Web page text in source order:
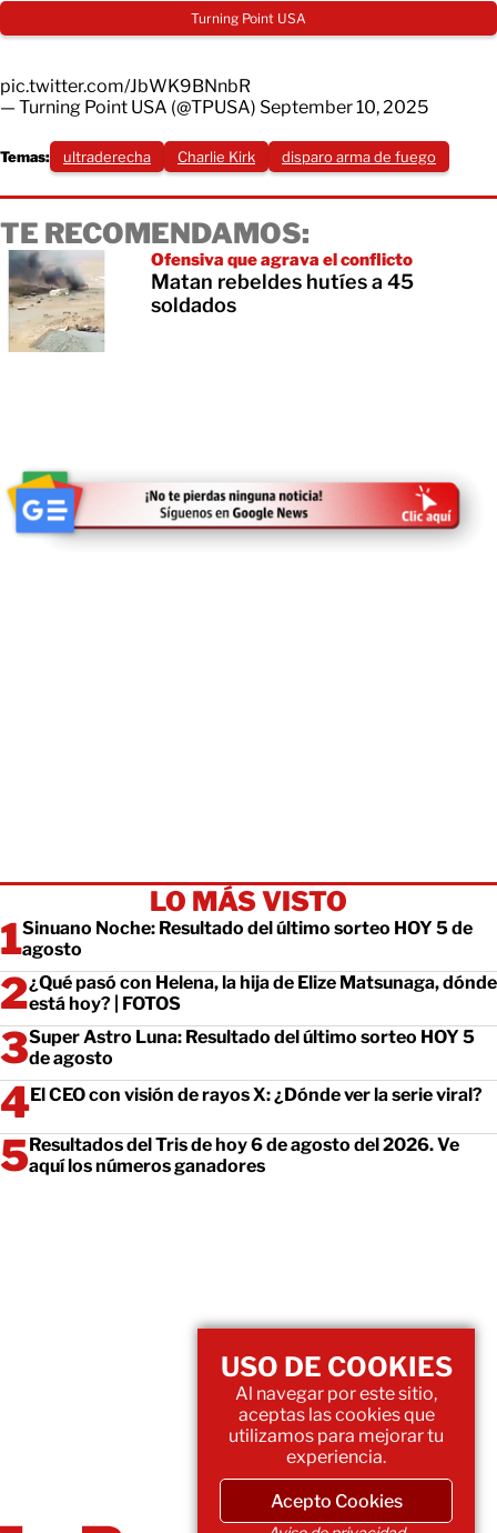
Turning Point USA
pic.twitter.com/JbWK9BNnbR
— Turning Point USA (@TPUSA) September 10, 2025
Temas: ultraderecha Charlie Kirk disparo arma de fuego
TE RECOMENDAMOS:
Ofensiva que agrava el conflicto
Matan rebeldes hutíes a 45
soldados
LO MÁS VISTO
Sinuano Noche: Resultado del último sorteo HOY 5 de
agosto
¿Qué pasó con Helena, la hija de Elize Matsunaga, dónde
está hoy? | FOTOS
Super Astro Luna: Resultado del último sorteo HOY 5
de agosto
El CEO con visión de rayos X: ¿Dónde ver la serie viral?
Resultados del Tris de hoy 6 de agosto del 2026. Ve
aquí los números ganadores
USO DE COOKIES
Al navegar por este sitio,
aceptas las cookies que
utilizamos para mejorar tu
experiencia.
Acepto Cookies